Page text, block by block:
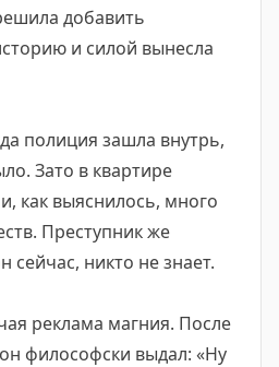
добавить
и силой вынесла
полиция зашла внутрь,
Зато в квартире
как выяснилось, много
Преступник же
сейчас, никто не знает.
реклама магния. После
философски выдал: «Ну